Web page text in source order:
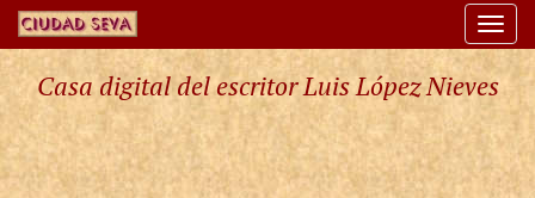
Casa digital del escritor Luis López Nieves